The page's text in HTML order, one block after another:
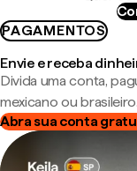
PAGAMENTOS
Envie e receba
Divida uma conta,
mexicano ou
Abra sua conta